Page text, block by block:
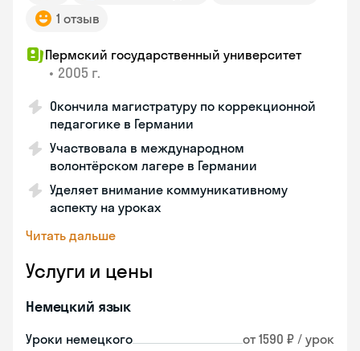
1 отзыв
Пермский государственный университет
• 2005 г.
Окончила магистратуру по коррекционной
педагогике в Германии
Участвовала в международном
волонтёрском лагере в Германии
Уделяет внимание коммуникативному
аспекту на уроках
Читать дальше
Услуги и цены
Немецкий язык
Уроки немецкого от 1590 ₽ / урок